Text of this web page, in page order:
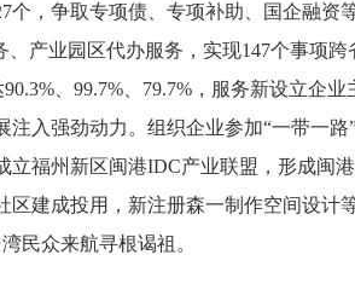
个 ， 争取专项债 、专项补助、国企融资
、产业园区代办服务，实现147个事项
、99.7%、79.7%，服务新设立企
入强劲动力。 组织企业参加“一带一
立福州新区闽港IDC产业联盟 ， 形成闽
区建成投用，新注册森一制作空间设计
民众来航寻根谒祖。